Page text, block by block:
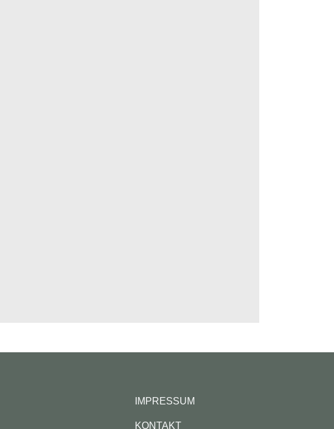
Footer
IMPRESSUM
KONTAKT